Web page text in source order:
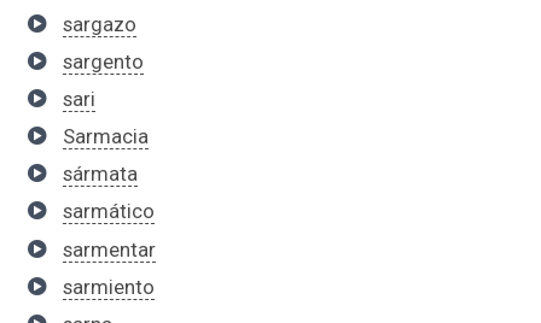
sargazo
sargento
sari
Sarmacia
sármata
sarmático
sarmentar
sarmiento